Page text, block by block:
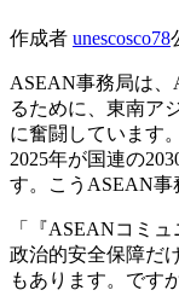
作成者 unescosco78
ASEAN事務局は
るために、東南ア
に奮闘しています
2025年が国連の
す。こうASEAN事
「『ASEANコミ
政治的安全保障だ
もあります。です